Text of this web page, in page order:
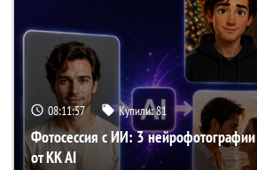
08:11:55 Купили:81
Фотосессия с ИИ: 3
от KK AI